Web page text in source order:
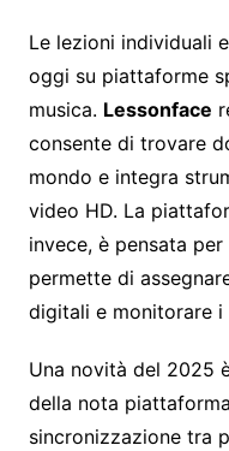
Le lezioni individuali
oggi su piattaforme
musica. Lessonface
consente di trovare
mondo e integra
video HD. La
invece, è pensata
permette di
digitali e monitorare
Una novità del 2025
della nota
sincronizzazione tra